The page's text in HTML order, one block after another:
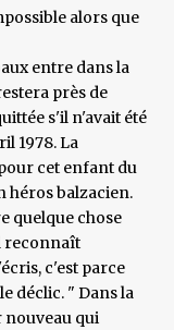
alors que
entre dans la
près de
s'il n'avait été
1978. La
cet enfant du
héros balzacien.
quelque chose
reconnaît
c'est parce
déclic. " Dans la
nouveau qui